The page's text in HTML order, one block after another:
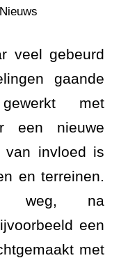
Nieuws
veel gebeurd
gaande
met
een nieuwe
van invloed is
en terreinen.
weg, na
een
met